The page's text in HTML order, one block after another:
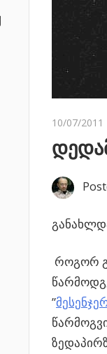
10/07/2011
როგორ
”